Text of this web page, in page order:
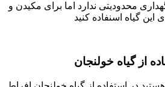
محدودیتی ندارد اما برای مکیدن و
گیاه اسنفاده کنید
از گیاه خولنجان